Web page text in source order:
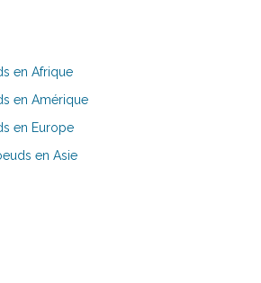
en Afrique
en Amérique
en Europe
en Asie